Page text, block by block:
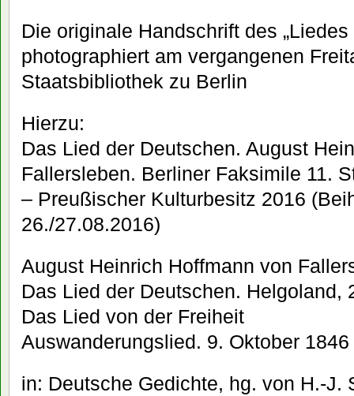
Die originale Handschrift des „Liedes
photographiert am vergangenen
Staatsbibliothek zu Berlin
Hierzu:
Das Lied der Deutschen. August
Fallersleben. Berliner Faksimile 11.
– Preußischer Kulturbesitz 2016
26./27.08.2016)
August Heinrich Hoffmann von
Das Lied der Deutschen. Helgoland,
Das Lied von der Freiheit
Auswanderungslied. 9. Oktober 1846
in: Deutsche Gedichte, hg. von H.-J.